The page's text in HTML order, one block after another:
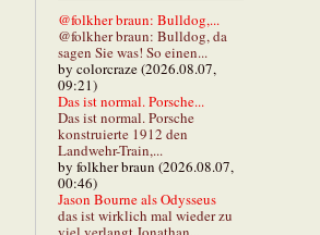
@folkher braun: Bulldog,...
@folkher braun: Bulldog, da
sagen Sie was! So einen...
by colorcraze (2026.08.07,
09:21)
Das ist normal. Porsche...
Das ist normal. Porsche
konstruierte 1912 den
Landwehr-Train,...
by folkher braun (2026.08.07,
00:46)
Jason Bourne als Odysseus
das ist wirklich mal wieder zu